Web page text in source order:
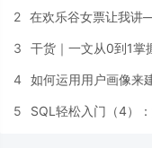
2 在欢乐谷女票让我
3 干货｜一文从0到1掌
4 如何运用用户画像来
5 SQL轻松入门（4）